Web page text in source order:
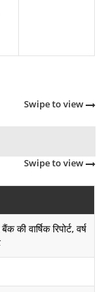
Swipe to view
Swipe to view
वार्षिक रिपोर्ट, वर्ष